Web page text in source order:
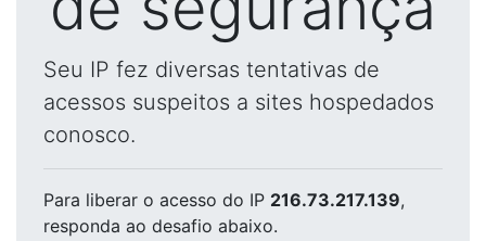
Seu IP fez diversas tentativas de
acessos suspeitos a sites hospedados
conosco.
Para liberar o acesso do IP 216.73.217.139,
responda ao desafio abaixo.